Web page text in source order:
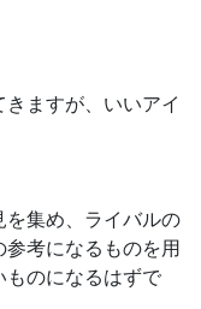
ますが、いいアイ
集め、ライバルの
考になるものを用
のになるはずで